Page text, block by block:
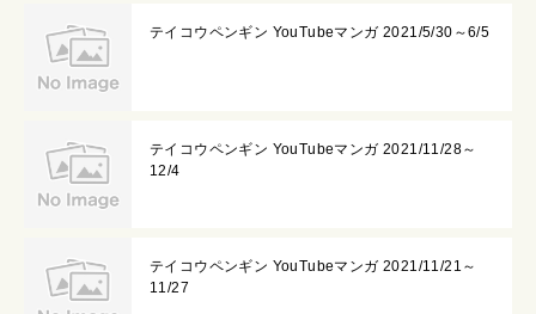
テイコウペンギン YouTubeマンガ 2021/5/30～6/5
テイコウペンギン YouTubeマンガ 2021/11/28～
12/4
テイコウペンギン YouTubeマンガ 2021/11/21～
11/27